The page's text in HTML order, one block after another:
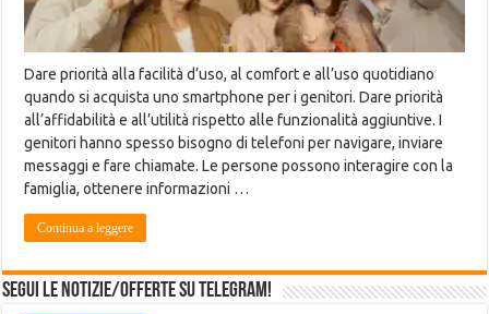
Dare priorità alla facilità d’uso, al comfort e all’uso quotidiano
quando si acquista uno smartphone per i genitori. Dare priorità
all’affidabilità e all’utilità rispetto alle funzionalità aggiuntive. I
genitori hanno spesso bisogno di telefoni per navigare, inviare
messaggi e fare chiamate. Le persone possono interagire con la
famiglia, ottenere informazioni …
Continua a leggere
Segui le notizie/offerte su Telegram!